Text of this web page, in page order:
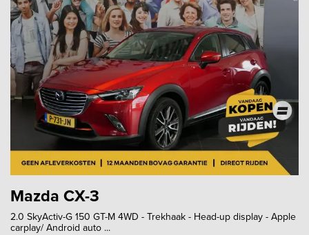
Mazda CX-3
2.0 SkyActiv-G 150 GT-M 4WD - Trekhaak - Head-up display - Apple
carplay/ Android auto ...